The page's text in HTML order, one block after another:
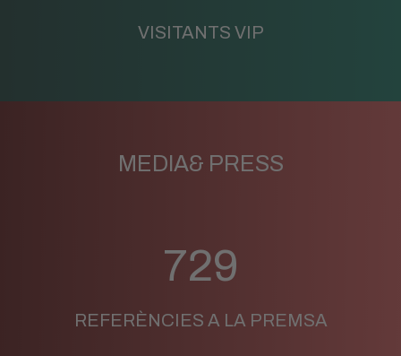
VISITANTS VIP
MEDIA& PRESS
729
REFERÈNCIES A LA PREMSA